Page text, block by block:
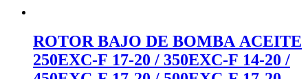
ROTOR BAJO DE BOMBA ACEITE
250EXC-F 17-20 / 350EXC-F 14-20 /